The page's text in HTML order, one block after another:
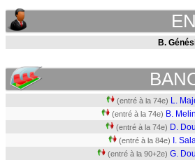
B.
(entré à la 74e) L.
(entré à la 74e) B.
(entré à la 74e) D.
(entré à la 84e) I.
(entré à la 90+2e) G.